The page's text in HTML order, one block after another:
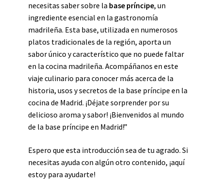
necesitas saber sobre la base príncipe, un
ingrediente esencial en la gastronomía
madrileña. Esta base, utilizada en numerosos
platos tradicionales de la región, aporta un
sabor único y característico que no puede faltar
en la cocina madrileña. Acompáñanos en este
viaje culinario para conocer más acerca de la
historia, usos y secretos de la base príncipe en la
cocina de Madrid. ¡Déjate sorprender por su
delicioso aroma y sabor! ¡Bienvenidos al mundo
de la base príncipe en Madrid!”
Espero que esta introducción sea de tu agrado. Si
necesitas ayuda con algún otro contenido, ¡aquí
estoy para ayudarte!